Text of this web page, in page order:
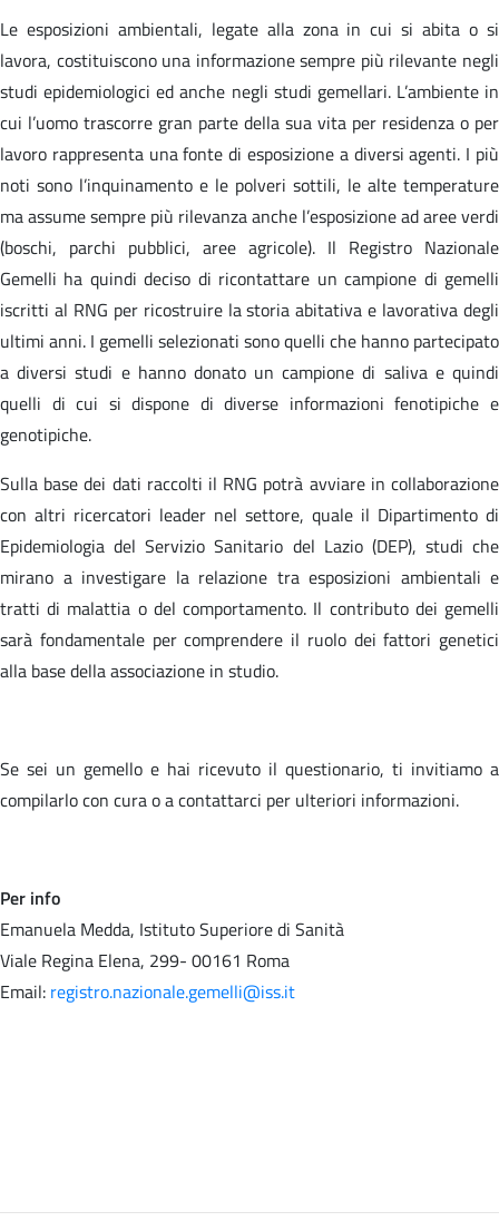
Le esposizioni ambientali, legate alla zona in cui si abita o si
lavora, costituiscono una informazione sempre più rilevante negli
studi epidemiologici ed anche negli studi gemellari. L’ambiente in
cui l’uomo trascorre gran parte della sua vita per residenza o per
lavoro rappresenta una fonte di esposizione a diversi agenti. I più
noti sono l’inquinamento e le polveri sottili, le alte temperature
ma assume sempre più rilevanza anche l’esposizione ad aree verdi
(boschi, parchi pubblici, aree agricole). Il Registro Nazionale
Gemelli ha quindi deciso di ricontattare un campione di gemelli
iscritti al RNG per ricostruire la storia abitativa e lavorativa degli
ultimi anni. I gemelli selezionati sono quelli che hanno partecipato
a diversi studi e hanno donato un campione di saliva e quindi
quelli di cui si dispone di diverse informazioni fenotipiche e
genotipiche.
Sulla base dei dati raccolti il RNG potrà avviare in collaborazione
con altri ricercatori leader nel settore, quale il Dipartimento di
Epidemiologia del Servizio Sanitario del Lazio (DEP), studi che
mirano a investigare la relazione tra esposizioni ambientali e
tratti di malattia o del comportamento. Il contributo dei gemelli
sarà fondamentale per comprendere il ruolo dei fattori genetici
alla base della associazione in studio.
Se sei un gemello e hai ricevuto il questionario, ti invitiamo a
compilarlo con cura o a contattarci per ulteriori informazioni.
Per info
Emanuela Medda, Istituto Superiore di Sanità
Viale Regina Elena, 299- 00161 Roma
Email: registro.nazionale.gemelli@iss.it